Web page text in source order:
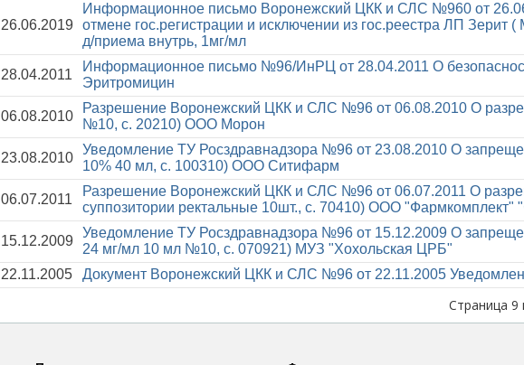
26.06.2019
Информационное письмо Воронежский ЦКК и СЛС №960 от
отмене гос.регистрации и исключении из гос.реестра ЛП Зерит
д/приема внутрь, 1мг/мл
28.04.2011
Информационное письмо №96/ИнРЦ от 28.04.2011 О
Эритромицин
06.08.2010
Разрешение Воронежский ЦКК и СЛС №96 от 06.08.2010 О
№10, с. 20210) ООО Морон
23.08.2010
Уведомление ТУ Росздравнадзора №96 от 23.08.2010 О
10% 40 мл, с. 100310) ООО Ситифарм
06.07.2011
Разрешение Воронежский ЦКК и СЛС №96 от 06.07.2011 О
суппозитории ректальные 10шт., с. 70410) ООО "Фармкомплект"
15.12.2009
Уведомление ТУ Росздравнадзора №96 от 15.12.2009 О
24 мг/мл 10 мл №10, с. 070921) МУЗ "Хохольская ЦРБ"
22.11.2005 Документ Воронежский ЦКК и СЛС №96 от 22.11.2005
Страница 9